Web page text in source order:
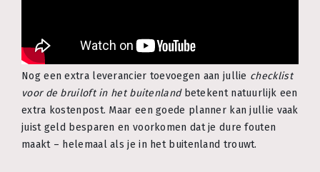
Nog een extra leverancier toevoegen aan jullie checklist
voor de bruiloft in het buitenlandbetekent natuurlijk een
extra kostenpost. Maar een goede planner kan jullie vaak
juist geld besparen en voorkomen dat je dure fouten
maakt – helemaal als je in het buitenland trouwt.